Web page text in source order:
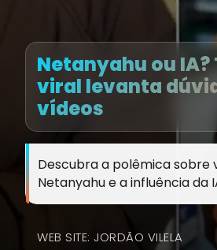
Netanyahu ou IA?
viral levanta
vídeos
Descubra a polêmica sobre
Netanyahu e a influência da
WEB SITE: JORDÃO VILELA